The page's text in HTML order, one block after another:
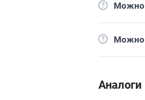
Можно
Можно
Аналоги